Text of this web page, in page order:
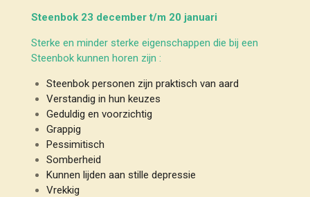
Steenbok 23 december t/m 20 januari
Sterke en minder sterke eigenschappen die bij een
Steenbok kunnen horen zijn :
Steenbok personen zijn praktisch van aard
Verstandig in hun keuzes
Geduldig en voorzichtig
Grappig
Pessimitisch
Somberheid
Kunnen lijden aan stille depressie
Vrekkig